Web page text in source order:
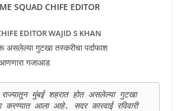
SQUAD CHIFE EDITOR
EDITOR WAJID S KHAN
गुटखा तस्करीचा पर्दाफाश
गजाआड
करण्यात आला आहे. सदर कारवाई रविवारी